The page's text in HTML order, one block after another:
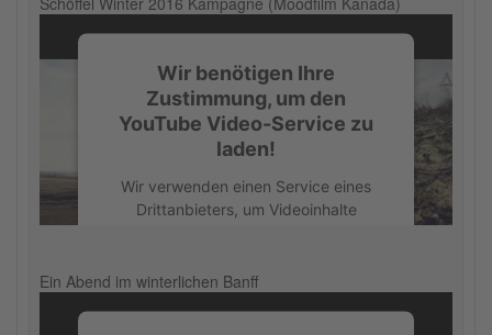
Wir benötigen Ihre
Zustimmung, um den
YouTube Video-Service zu
laden!
Wir verwenden einen Service eines
Drittanbieters, um Videoinhalte
Bitte lesen Sie die Details durch und
Ein Abend im winterlichen Banff